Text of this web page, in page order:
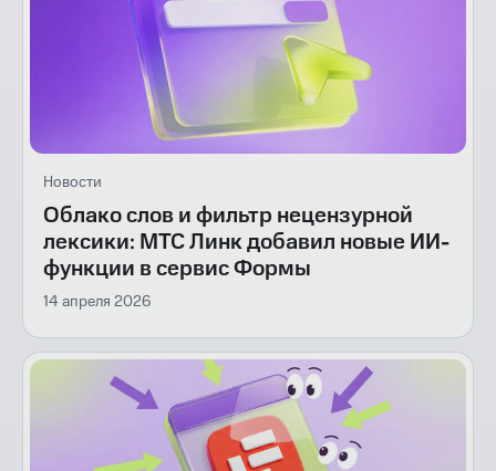
Новости
Облако слов и фильтр нецензурной
лексики: МТС Линк добавил новые ИИ-
функции в сервис Формы
14 апреля 2026